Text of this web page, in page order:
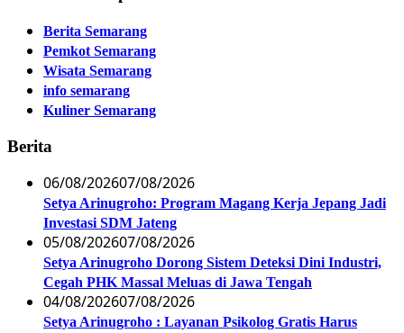
Berita Semarang
Pemkot Semarang
Wisata Semarang
info semarang
Kuliner Semarang
Berita
06/08/202607/08/2026
Setya Arinugroho: Program Magang Kerja Jepang Jadi
Investasi SDM Jateng
05/08/202607/08/2026
Setya Arinugroho Dorong Sistem Deteksi Dini Industri,
Cegah PHK Massal Meluas di Jawa Tengah
04/08/202607/08/2026
Setya Arinugroho : Layanan Psikolog Gratis Harus